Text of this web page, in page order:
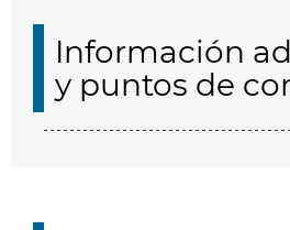
Información
y puntos de